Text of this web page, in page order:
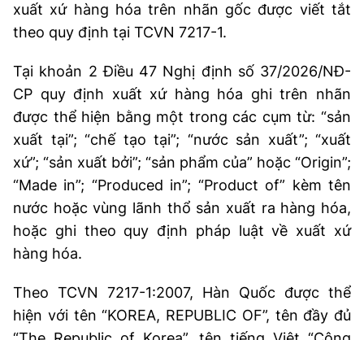
Tin địa phương
Sở hữu trí tuệ
Năng lượng nguyên tử
Nhiệm vụ trọng tâm
Chọn ngôn ngữ
Vietnamese English
BỘ KHOA HỌC VÀ CÔNG NGHỆ
MINISTRY OF SCIENCE AND TECHNOLOGY
Điều khoản sử dụng Theo dõi MST: Góp ý
xuất xứ hàng hóa trên nhãn gốc được viết tắt
theo quy định tại TCVN 7217-1.
Tại khoản 2 Điều 47 Nghị định số 37/2026/NĐ-
CP quy định xuất xứ hàng hóa ghi trên nhãn
được thể hiện bằng một trong các cụm từ: “sản
xuất tại”; “chế tạo tại”; “nước sản xuất”; “xuất
xứ”; “sản xuất bởi”; “sản phẩm của” hoặc “Origin”;
“Made in”; “Produced in”; “Product of” kèm tên
nước hoặc vùng lãnh thổ sản xuất ra hàng hóa,
hoặc ghi theo quy định pháp luật về xuất xứ
hàng hóa.
Theo TCVN 7217-1:2007, Hàn Quốc được thể
hiện với tên “KOREA, REPUBLIC OF”, tên đầy đủ